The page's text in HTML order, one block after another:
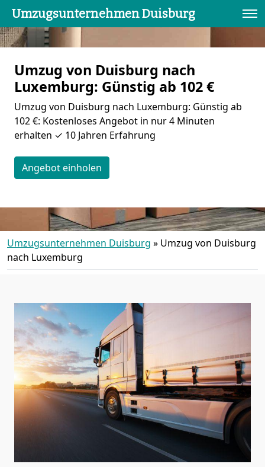
Umzugsunternehmen Duisburg
Umzug von Duisburg nach
Luxemburg: Günstig ab 102 €
Umzug von Duisburg nach Luxemburg: Günstig ab
102 €: Kostenloses Angebot in nur 4 Minuten
erhalten ✓ 10 Jahren Erfahrung
Angebot einholen
Umzugsunternehmen Duisburg » Umzug von Duisburg
nach Luxemburg